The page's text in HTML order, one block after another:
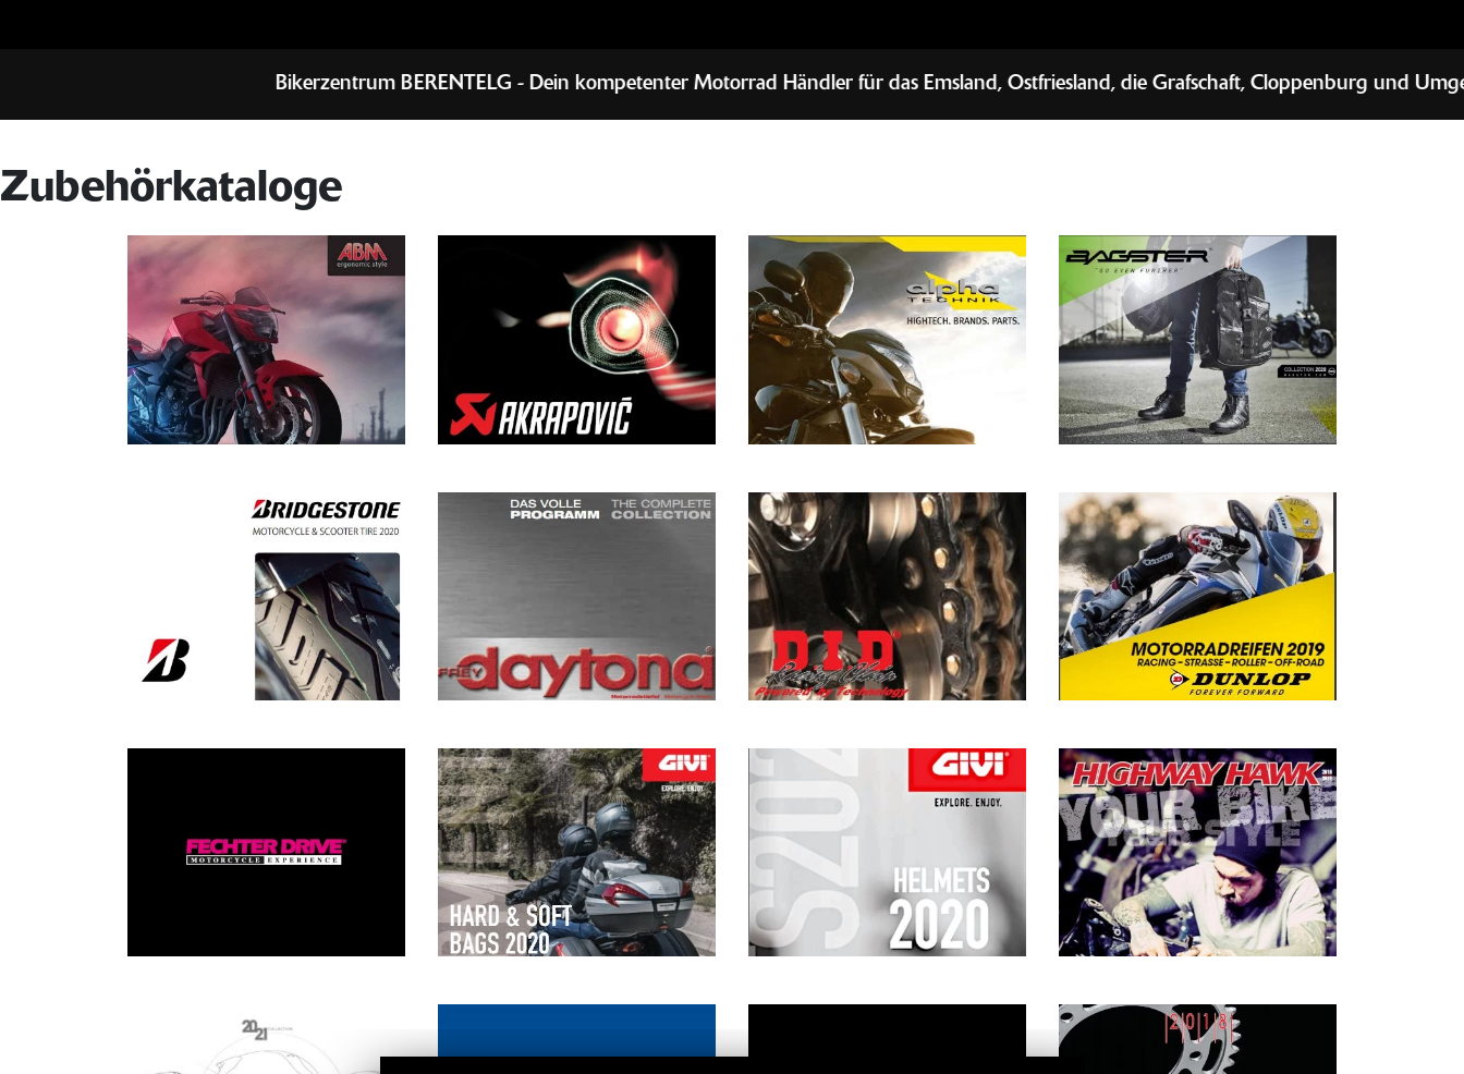
Bikerzentrum BERENTELG - Dein kompetenter Motorrad Händler für das Emsland, Ostfriesland, die Grafschaft, Cloppenburg und Umgebung. Seit 1983 in
Zubehörkataloge